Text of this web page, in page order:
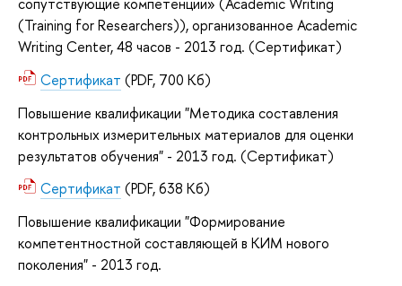
(Training for Researchers)), организованное Academic
Writing Center, 48 часов - 2013 год. (Сертификат)
Сертификат (PDF, 700 Кб)
Повышение квалификации "Методика составления
контрольных измерительных материалов для оценки
результатов обучения" - 2013 год. (Сертификат)
Сертификат (PDF, 638 Кб)
Повышение квалификации "Формирование
компетентностной составляющей в КИМ нового
поколения" - 2013 год.